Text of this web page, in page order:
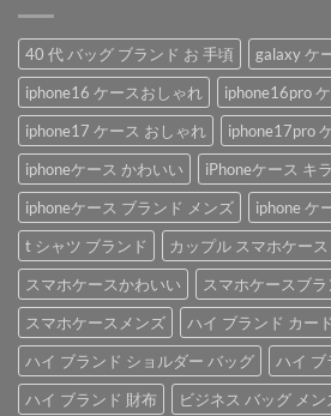
40 代 バッグ ブランド お 手頃
galaxy ケ
iphone16 ケースおしゃれ
iphone16pro
iphone17 ケース おしゃれ
iphone17pro
iphoneケース かわいい
iPhoneケース キ
iphoneケース ブランド メンズ
iphone ケ
t シャツ ブランド
カップル スマホケース
スマホケースかわいい
スマホケースブラ
スマホケースメンズ
ハイ ブランド カー
ハイ ブランド ショルダー バッグ
ハイ ブ
ハイ ブランド 財布
ビジネス バッグ メン